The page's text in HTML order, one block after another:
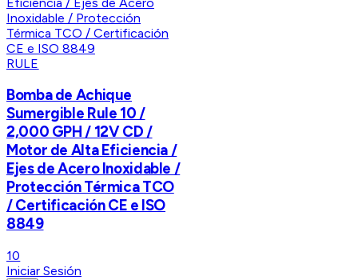
RULE
Bomba de Achique
Sumergible Rule 10 /
2,000 GPH / 12V CD /
Motor de Alta Eficiencia /
Ejes de Acero Inoxidable /
Protección Térmica TCO
/ Certificación CE e ISO
8849
10
Iniciar Sesión